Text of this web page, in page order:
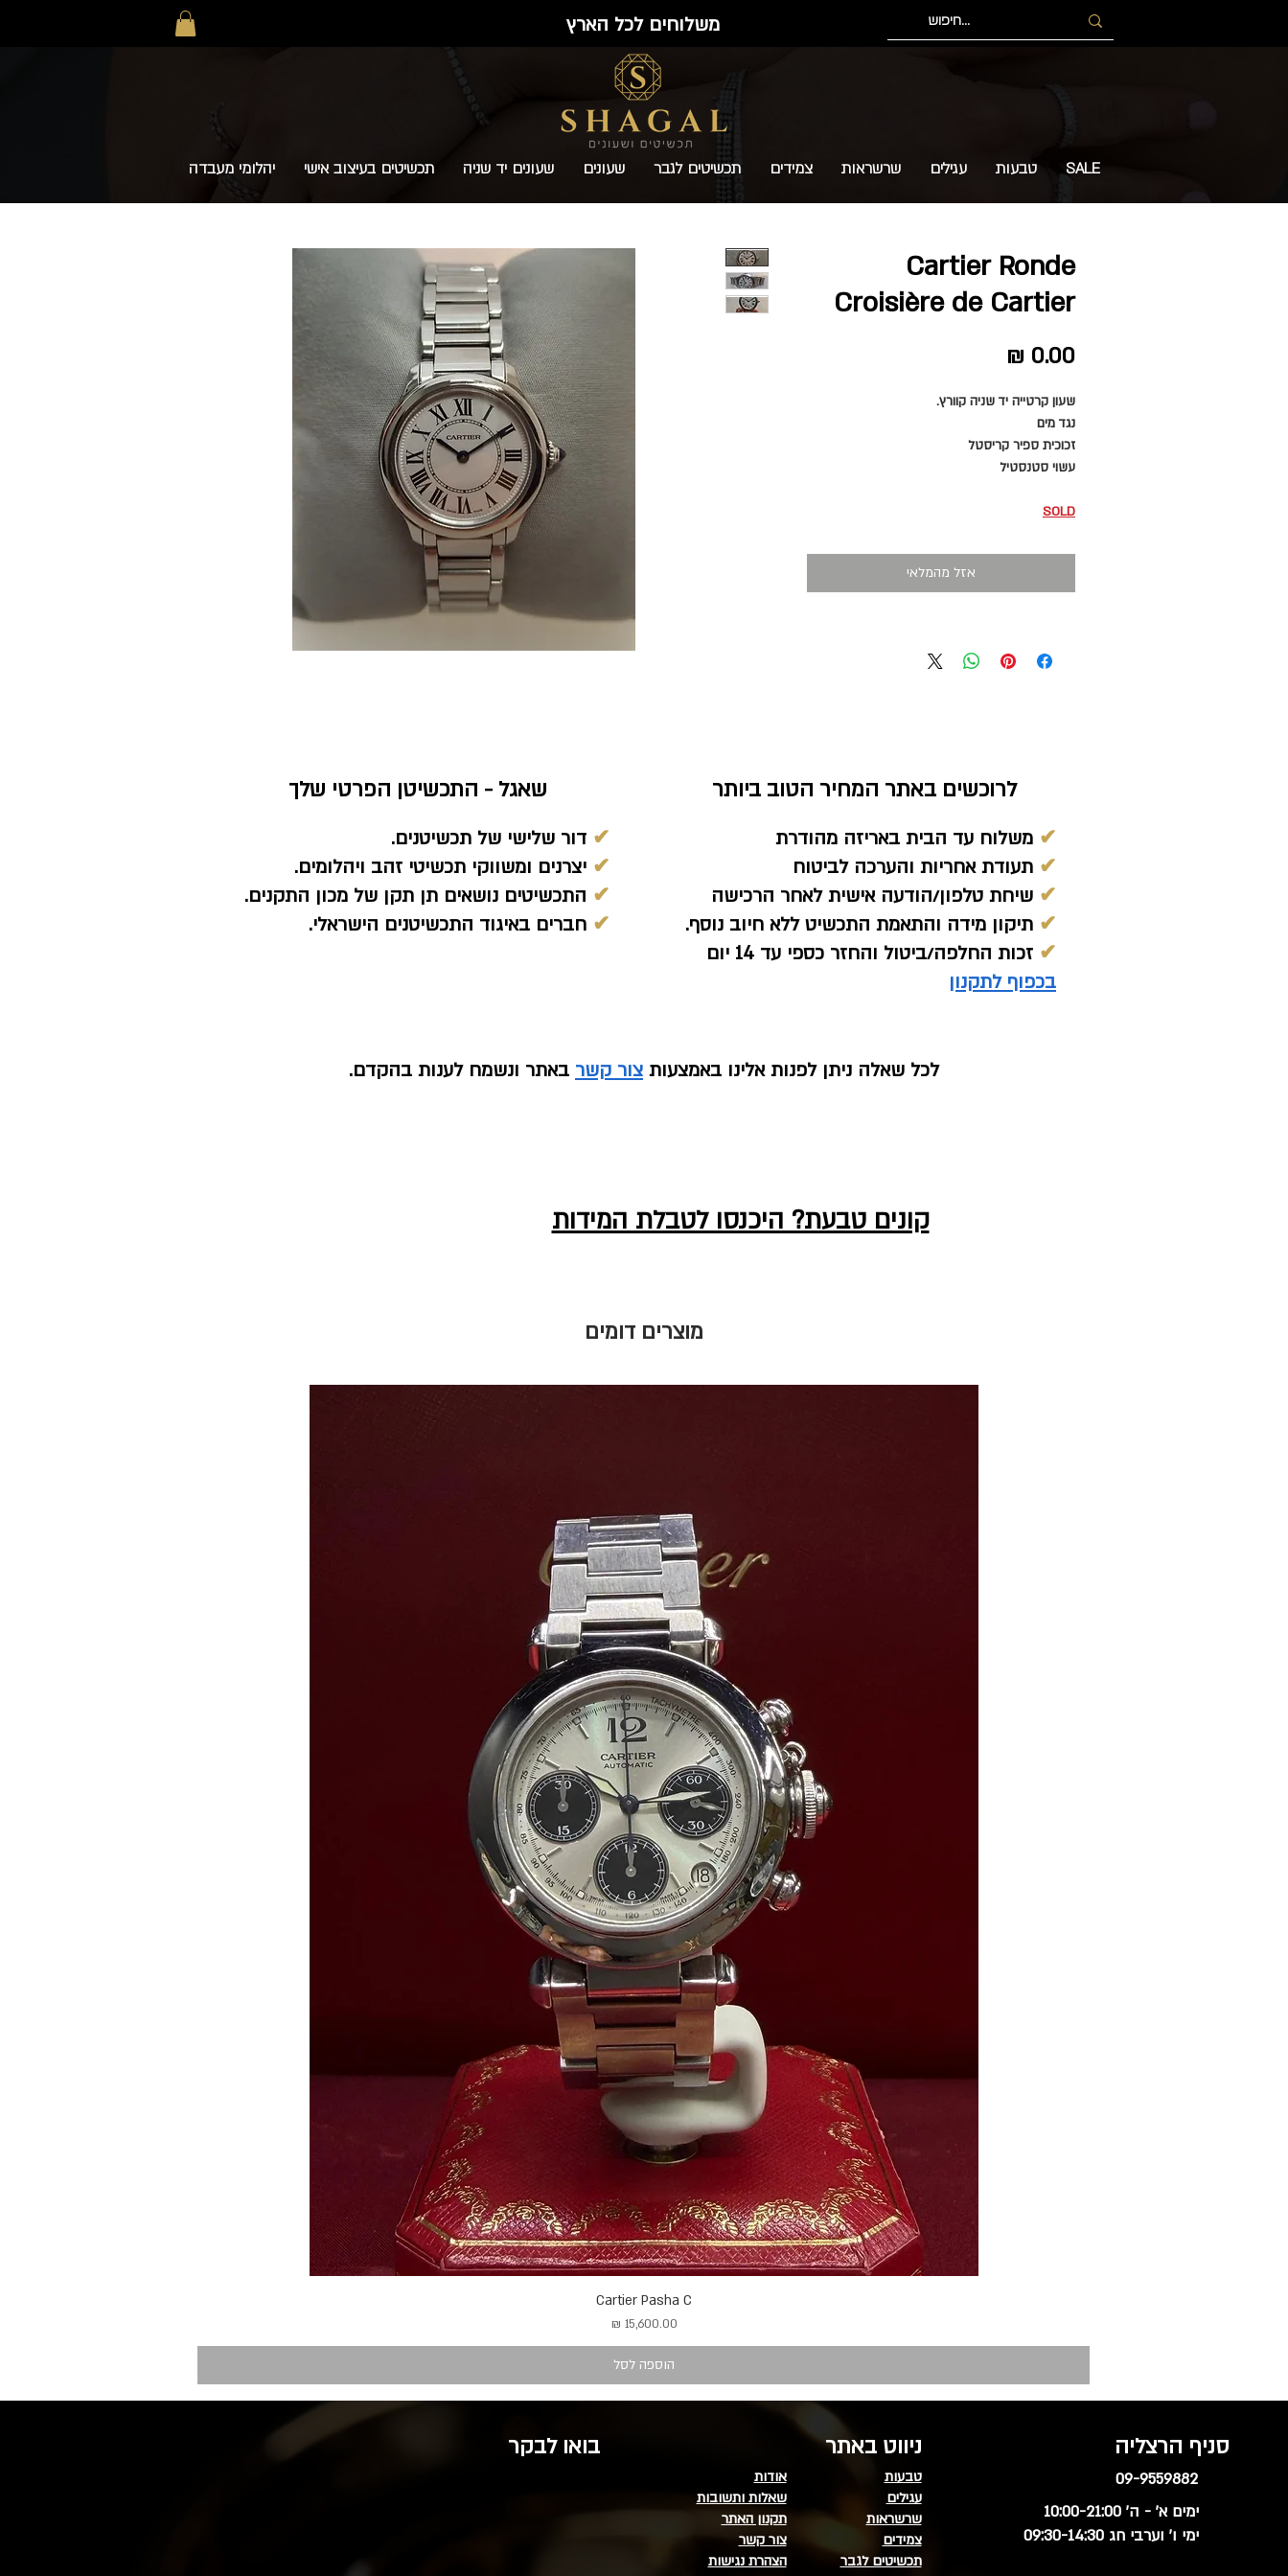
משלוחים לכל הארץ
SALE טבעות עגילים שרשראות צמידים תכשיטים לגבר שעונים שעונים יד שניה תכשיטים בעיצוב אישי יהלומי מעבדה
Cartier Ronde
Croisière de Cartier
שעון קרטייה יד שניה קוורץ.
נגד מים
זכוכית ספיר קריסטל
עשוי סטנסטיל
SOLD
אזל מהמלאי
שאגל - התכשיטן הפרטי שלך
✔ דור שלישי של תכשיטנים.
✔ יצרנים ומשווקי תכשיטי זהב ויהלומים.
✔ התכשיטים נושאים תן תקן של מכון התקנים.
✔ חברים באיגוד התכשיטנים הישראלי.
לרוכשים באתר המחיר הטוב ביותר
✔ משלוח עד הבית באריזה מהודרת
✔ תעודת אחריות והערכה לביטוח
✔ שיחת טלפון/הודעה אישית לאחר הרכישה
✔ תיקון מידה והתאמת התכשיט ללא חיוב נוסף.
✔ זכות החלפה/ביטול והחזר כספי עד 14 יום
בכפוף לתקנון
לכל שאלה ניתן לפנות אלינו באמצעות צור קשר באתר ונשמח לענות בהקדם.
קונים טבעת? היכנסו לטבלת המידות
מוצרים דומים
Cartier Pasha C
מחיר
הוספה לסל
בואו לבקר ניווט באתר
אודות
שאלות ותשובות
תקנון האתר
צור קשר
הצהרת נגישות
טבעות
עגילים
שרשראות
צמידים
תכשיטים לגבר
סניף הרצליה
09-9559882
ימים א' - ה' 10:00-21:00
ימי ו' וערבי חג 09:30-14:30